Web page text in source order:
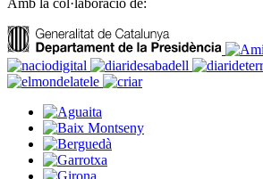
Amb la col·laboració de: